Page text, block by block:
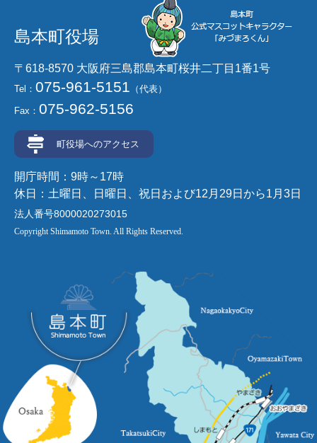
島本町役場
〒618-8570 大阪府三島郡島本町桜井二丁目1番1号
Tel： 075-961-5151 （代表）
Fax： 075-962-5156
町役場へのアクセス
開庁時間：9時～17時
休日：土曜日、日曜日、祝日および12月29日から1月3日
法人番号8000020273015
Copyright Shimamoto Town. All Rights Reserved.